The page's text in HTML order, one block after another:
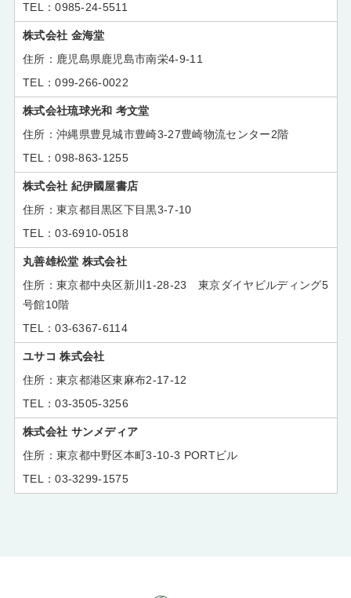
0985-24-5511
株式会社 金海堂
鹿児島県鹿児島市南栄4-9-11
099-266-0022
株式会社琉球光和 考文堂
沖縄県豊見城市豊崎3-27豊崎物流センター2階
098-863-1255
株式会社 紀伊國屋書店
東京都目黒区下目黒3-7-10
03-6910-0518
丸善雄松堂 株式会社
東京都中央区新川1-28-23 東京ダイヤビルディング5
号館10階
03-6367-6114
ユサコ 株式会社
東京都港区東麻布2-17-12
03-3505-3256
株式会社 サンメディア
東京都中野区本町3-10-3 PORTビル
03-3299-1575